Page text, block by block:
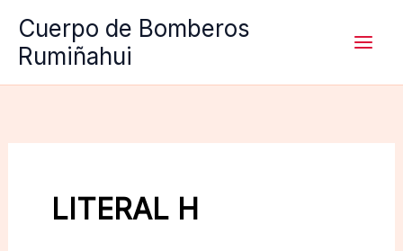
contenido
Cuerpo de Bomberos
Rumiñahui
LITERAL H